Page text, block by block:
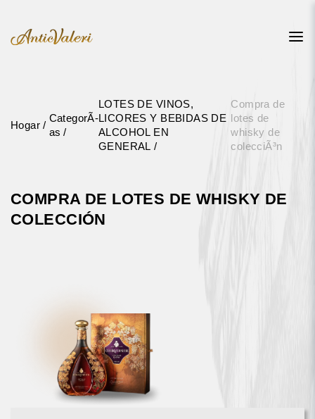
Hogar
CategorÃ­
as
LOTES DE VINOS,
LICORES Y BEBIDAS DE
ALCOHOL EN
GENERAL
Compra de
lotes de
whisky de
colecciÃ³n
COMPRA DE LOTES DE WHISKY DE
COLECCIÓN